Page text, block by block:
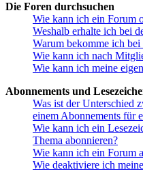
Die Foren durchsuchen
Wie kann ich ein Forum
Weshalb erhalte ich bei
Warum bekomme ich bei
Wie kann ich nach
Wie kann ich meine
Abonnements und
Was ist der Unterschied
einem Abonnements für
Wie kann ich ein
Thema abonnieren?
Wie kann ich ein Forum
Wie deaktiviere ich